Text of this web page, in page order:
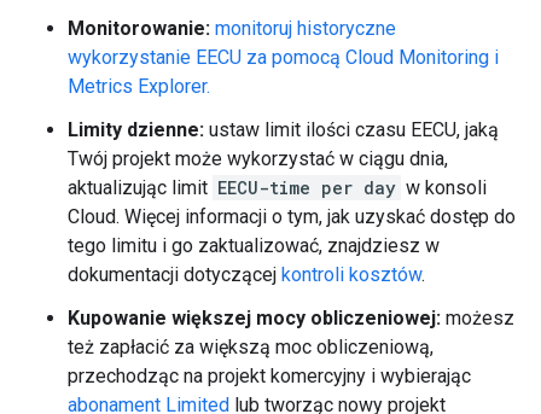
Monitorowanie: monitoruj historyczne
wykorzystanie EECU za pomocą Cloud Monitoring i
Metrics Explorer.
Limity dzienne: ustaw limit ilości czasu EECU, jaką
Twój projekt może wykorzystać w ciągu dnia,
aktualizując limit EECU-time per day w konsoli
Cloud. Więcej informacji o tym, jak uzyskać dostęp do
tego limitu i go zaktualizować, znajdziesz w
dokumentacji dotyczącej kontroli kosztów.
Kupowanie większej mocy obliczeniowej: możesz
też zapłacić za większą moc obliczeniową,
przechodząc na projekt komercyjny i wybierając
abonament Limited lub tworząc nowy projekt